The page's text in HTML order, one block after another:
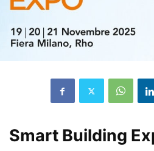
Smart Building